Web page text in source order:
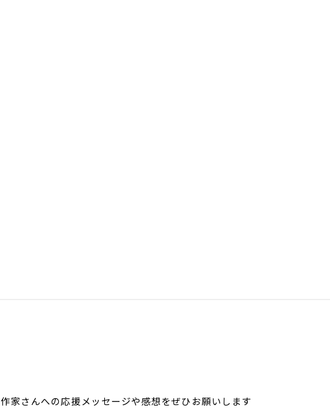
作家さんへの応援メッセージや感想をぜひお願いします